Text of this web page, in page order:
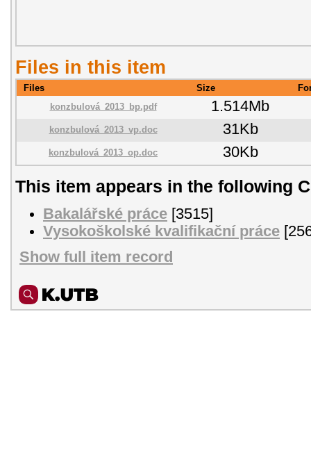
Files in this item
Files Size
konzbulová_2013_bp.pdf
1.514Mb
konzbulová_2013_vp.doc 31Kb
konzbulová_2013_op.doc 30Kb
This item appears in the following
Bakalářské práce [3515]
Vysokoškolské kvalifikační práce
Show full item record